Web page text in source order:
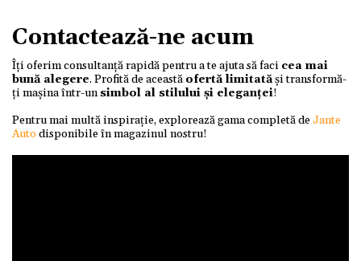
Contactează-ne acum
Îți oferim consultanță rapidă pentru a te ajuta să faci cea mai
bună alegere. Profită de această ofertă limitatăși transformă-
ți mașina într-unsimbol al stilului și eleganței!
Pentru mai multă inspirație, explorează gama completă deJante
Autodisponibile în magazinul nostru!